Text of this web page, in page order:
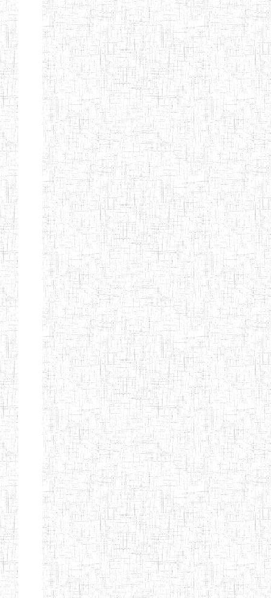
MAJORS
ENI PRIVEE
LAIQUE
22/09/2000 ENIEG Privé
ENIEG BERYLA 06/06/2014 ENIEG Privé
ENIEG
L'EXCELLENCE
28/08/2009 ENIEG Privé
ENIEG DES
NATIONS
10/07/2001 ENIEG Privé
ENIET PAUL
MOMO
23/07/2014 ENIET Privé
ENIEG PRIVEE
TCHEB'S
10/07/2008 ENIEG Privé
ENIEG PRIVEE
BILINGUE
INCLUSIVE
LOUIS
BRAILLE DU
CJARC
12/07/2019 ENIEG Privé
ENIEG LA
PENSEE
28/12/2007 ENIEG Privé
ENIEG PRIVEE
AIME-CESAIRE
28/08/2009 ENIEG Privé
ENIEG
SIANTOU
03/06/2014 ENIEG Privé
ENIEG LA
26/05/2014 ENIEG Privé